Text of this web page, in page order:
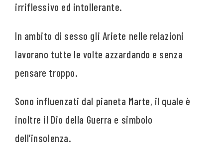
irriflessivo ed intollerante.
In ambito di sesso gli Ariete nelle relazioni
lavorano tutte le volte azzardando e senza
pensare troppo.
Sono influenzati dal pianeta Marte, il quale è
inoltre il Dio della Guerra e simbolo
dell’insolenza.